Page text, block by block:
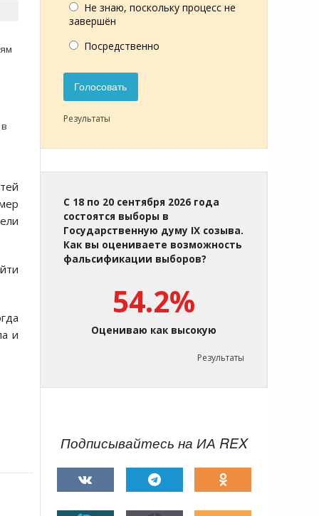
и
Не знаю, поскольку процесс не
завершён
Посредственно
Голосовать
Результаты
С 18 по 20 сентября 2026 года
состоятся выборы в
Государственную думу IX созыва.
Как вы оцениваете возможность
фальсификации выборов?
54.2%
Оцениваю как высокую
Результаты
Подписывайтесь на ИА REX